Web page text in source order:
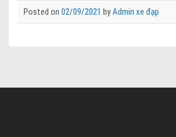
Posted on 02/09/2021 byAdmin xe đạp